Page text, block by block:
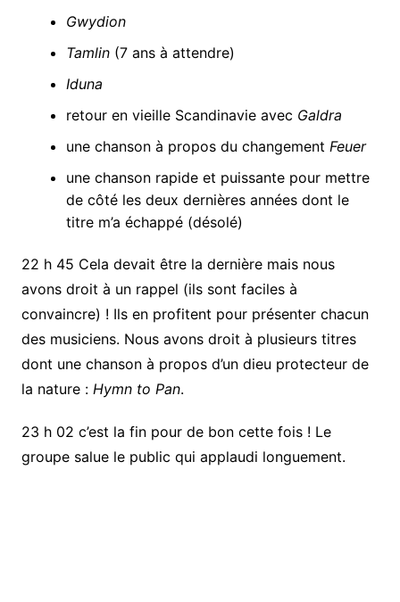
Gwydion
Tamlin(7 ans à attendre)
Iduna
retour en vieille Scandinavie avec Galdra
une chanson à propos du changement Feuer
une chanson rapide et puissante pour mettre
de côté les deux dernières années dont le
titre m’a échappé (désolé)
22 h 45 Cela devait être la dernière mais nous
avons droit à un rappel (ils sont faciles à
convaincre) ! Ils en profitent pour présenter chacun
des musiciens. Nous avons droit à plusieurs titres
dont une chanson à propos d’un dieu protecteur de
la nature : Hymn to Pan.
23 h 02 c’est la fin pour de bon cette fois ! Le
groupe salue le public qui applaudi longuement.